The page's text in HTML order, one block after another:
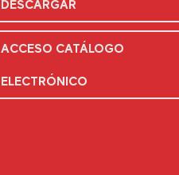
DESCARGAR
ACCESO CATÁLOGO
ELECTRÓNICO